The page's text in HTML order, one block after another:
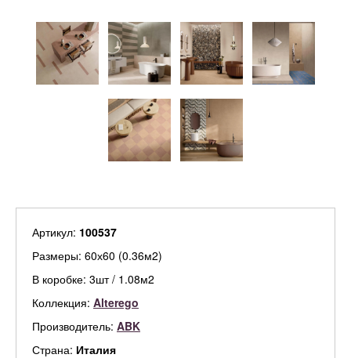
Артикул: 100537
Размеры: 60х60 (0.36м2)
В коробке: 3шт / 1.08м2
Коллекция: Alterego
Производитель: ABK
Страна: Италия